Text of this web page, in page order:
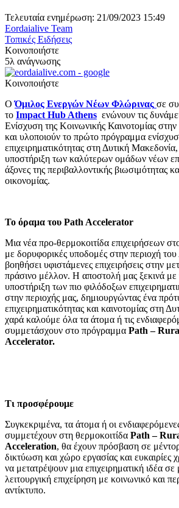
Τελευταία ενημέρωση: 21/09/2023 15:49
Eordaialive Team
Τοπικές Ειδήσεις
Κοινοποιήστε
5λ ανάγνωσης
Κοινοποιήστε
ΟΌμιλος Ενεργών Νέων Φλώρινας σε
το Impact Hub Athens ενώνουν τις
Ενίσχυση της Κοινωνικής Καινοτομίας στην
και υλοποιούν το πρώτο πρόγραμμα
επιχειρηματικότητας στη Δυτική
υποστήριξη των καλύτερων ομάδων νέων
άξονες της περιβαλλοντικής βιωσιμότητας
οικονομίας.
Το όραμα του Path Accelerator
Μια νέα προ-θερμοκοιτίδα επιχειρήσεων
με δορυφορικές υποδομές στην περιοχή
βοηθήσει υφιστάμενες επιχειρήσεις στην
πράσινο μέλλον. Η αποστολή μας ξεκινά
υποστήριξη των πιο φιλόδοξων
στην περιοχής μας, δημιουργώντας ένα
επιχειρηματικότητας και καινοτομίας στη
χαρά καλούμε όλα τα άτομα ή τις
συμμετάσχουν στο πρόγραμμα Path –
Accelerator.
Τι προσφέρουμε
Συγκεκριμένα, τα άτομα ή οι
συμμετέχουν στη θερμοκοιτίδα Path –
Acceleration, θα έχουν πρόσβαση σε
δικτύωση και χώρο εργασίας και ευκαιρίες
να μετατρέψουν μια επιχειρηματική ιδέα
λειτουργική επιχείρηση με κοινωνικό και
αντίκτυπο.